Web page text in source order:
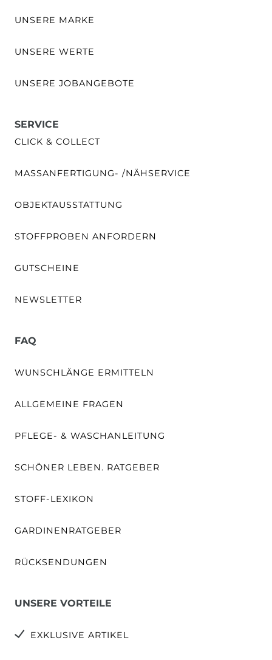
UNSERE MARKE
UNSERE WERTE
UNSERE JOBANGEBOTE
SERVICE
CLICK & COLLECT
MASSANFERTIGUNG- /NÄHSERVICE
OBJEKTAUSSTATTUNG
STOFFPROBEN ANFORDERN
GUTSCHEINE
NEWSLETTER
FAQ
WUNSCHLÄNGE ERMITTELN
ALLGEMEINE FRAGEN
PFLEGE- & WASCHANLEITUNG
SCHÖNER LEBEN. RATGEBER
STOFF-LEXIKON
GARDINENRATGEBER
RÜCKSENDUNGEN
UNSERE VORTEILE
EXKLUSIVE ARTIKEL